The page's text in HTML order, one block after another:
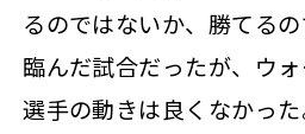
るのではないか、勝てる
臨んだ試合だったが、ウ
選手の動きは良くなかっ